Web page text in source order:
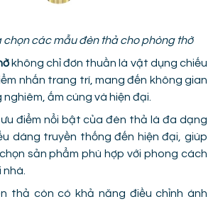
chọn các mẫu đèn thả cho phòng thờ
không chỉ đơn thuần là vật dụng chiếu
nhấn trang trí, mang đến không gian
ấm cúng và hiện đại.
điểm nổi bật của đèn thả là đa dạng
dáng truyền thống đến hiện đại, giúp
sản phẩm phù hợp với phong cách
thả còn có khả năng điều chỉnh ánh